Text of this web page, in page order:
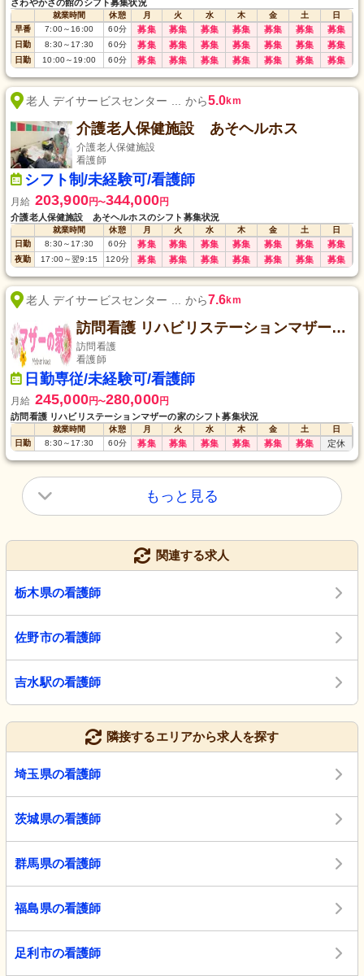
さわやかさの館のシフト募集状況
就業時間 休憩 月 火 水 木 金 土
日
早番
7:00～16:00 60分 募集 募集 募集 募集 募集 募集 募集
日勤 8:30～17:30 60分 募集 募集 募集 募集 募集 募集 募集
日勤 10:00～19:00 60分 募集 募集 募集 募集 募集 募集 募集
老人 デイサービスセンター ... から5.0km
介護老人保健施設 あそヘルホス
介護老人保健施設
看護師
シフト制/未経験可/看護師
月給 203,900円〜344,000円
介護老人保健施設 あそヘルホスのシフト募集状況
就業時間 休憩 月 火 水 木 金 土
日
日勤
8:30～17:30 60分 募集 募集 募集 募集 募集 募集 募集
夜勤 17:00～翌9:15 120分 募集 募集 募集 募集 募集 募集 募集
老人 デイサービスセンター ... から7.6km
訪問看護 リハビリステーションマザーの家
訪問看護
看護師
日勤専従/未経験可/看護師
月給 245,000円〜280,000円
訪問看護 リハビリステーションマザーの家のシフト募集状況
就業時間 休憩 月 火 水 木 金 土
日
日勤
8:30～17:30 60分 募集 募集 募集 募集 募集 募集 定休
もっと見る
関連する求人
栃木県の看護師
佐野市の看護師
吉水駅の看護師
隣接するエリアから求人を探す
埼玉県の看護師
茨城県の看護師
群馬県の看護師
福島県の看護師
足利市の看護師